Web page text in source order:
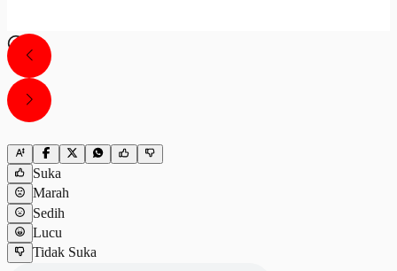
Suka
Marah
Sedih
Lucu
Tidak Suka